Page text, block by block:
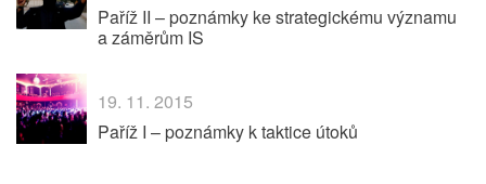
Paříž II – poznámky ke strategickému významu
a záměrům IS
19. 11. 2015
Paříž I – poznámky k taktice útoků